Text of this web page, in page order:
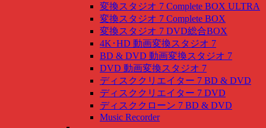
変換スタジオ 7 Complete BOX ULTRA
変換スタジオ 7 Complete BOX
変換スタジオ 7 DVD総合BOX
4K･HD 動画変換スタジオ 7
BD & DVD 動画変換スタジオ 7
DVD 動画変換スタジオ 7
ディスククリエイター 7 BD & DVD
ディスククリエイター 7 DVD
ディスククローン 7 BD & DVD
Music Recorder